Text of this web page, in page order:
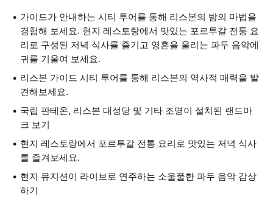
가이드가 안내하는 시티 투어를 통해 리스본의 밤의 마법을
경험해 보세요. 현지 레스토랑에서 맛있는 포르투갈 전통 요
리로 구성된 저녁 식사를 즐기고 영혼을 울리는 파두 음악에
귀를 기울여 보세요.
리스본 가이드 시티 투어를 통해 리스본의 역사적 매력을 발
견해보세요.
국립 판테온, 리스본 대성당 및 기타 조명이 설치된 랜드마
크 보기
현지 레스토랑에서 포르투갈 전통 요리로 맛있는 저녁 식사
를 즐겨보세요.
현지 뮤지션이 라이브로 연주하는 소울풀한 파두 음악 감상
하기